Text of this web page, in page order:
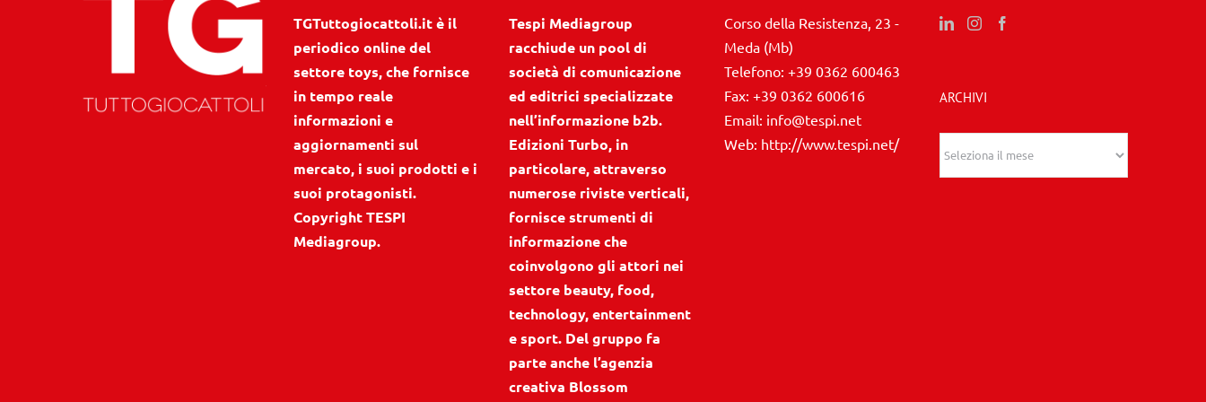
TGTuttogiocattoli.it è il
periodico online del
settore toys, che fornisce
in tempo reale
informazioni e
aggiornamenti sul
mercato, i suoi prodotti e i
suoi protagonisti.
Copyright TESPI
Mediagroup.
Tespi Mediagroup
racchiude un pool di
società di comunicazione
ed editrici specializzate
nell’informazione b2b.
Edizioni Turbo, in
particolare, attraverso
numerose riviste verticali,
fornisce strumenti di
informazione che
coinvolgono gli attori nei
settore beauty, food,
technology, entertainment
e sport. Del gruppo fa
parte anche l’agenzia
creativa Blossom
Corso della Resistenza, 23 -
Meda (Mb)
Telefono: +39 0362 600463
Fax: +39 0362 600616
Email: info@tespi.net
Web: http://www.tespi.net/
ARCHIVI